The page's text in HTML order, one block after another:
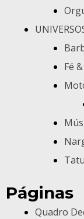
Fé
Páginas
Quadro